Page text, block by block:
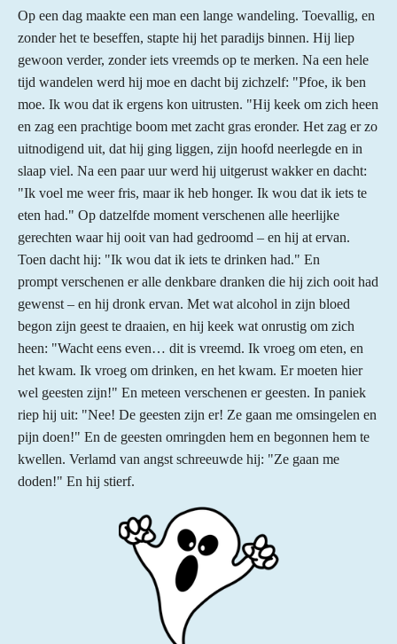
Op een dag maakte een man een lange wandeling. Toevallig, en
zonder het te beseffen, stapte hij het paradijs binnen. Hij liep
gewoon verder, zonder iets vreemds op te merken. Na een hele
tijd wandelen werd hij moe en dacht bij zichzelf: "Pfoe, ik ben
moe. Ik wou dat ik ergens kon uitrusten. "Hij keek om zich heen
en zag een prachtige boom met zacht gras eronder. Het zag er zo
uitnodigend uit, dat hij ging liggen, zijn hoofd neerlegde en in
slaap viel. Na een paar uur werd hij uitgerust wakker en dacht:
"Ik voel me weer fris, maar ik heb honger. Ik wou dat ik iets te
eten had." Op datzelfde moment verschenen alle heerlijke
gerechten waar hij ooit van had gedroomd – en hij at ervan.
Toen dacht hij: "Ik wou dat ik iets te drinken had." En
prompt verschenen er alle denkbare dranken die hij zich ooit had
gewenst – en hij dronk ervan. Met wat alcohol in zijn bloed
begon zijn geest te draaien, en hij keek wat onrustig om zich
heen: "Wacht eens even… dit is vreemd. Ik vroeg om eten, en
het kwam. Ik vroeg om drinken, en het kwam. Er moeten hier
wel geesten zijn!" En meteen verschenen er geesten. In paniek
riep hij uit: "Nee! De geesten zijn er! Ze gaan me omsingelen en
pijn doen!" En de geesten omringden hem en begonnen hem te
kwellen. Verlamd van angst schreeuwde hij: "Ze gaan me
doden!" En hij stierf.